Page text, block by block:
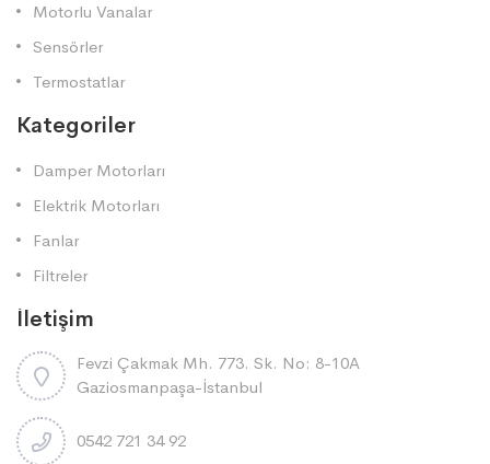
Motorlu Vanalar
Sensörler
Termostatlar
Kategoriler
Damper Motorları
Elektrik Motorları
Fanlar
Filtreler
İletişim
Fevzi Çakmak Mh. 773. Sk. No: 8-10A
Gaziosmanpaşa-İstanbul
0542 721 34 92